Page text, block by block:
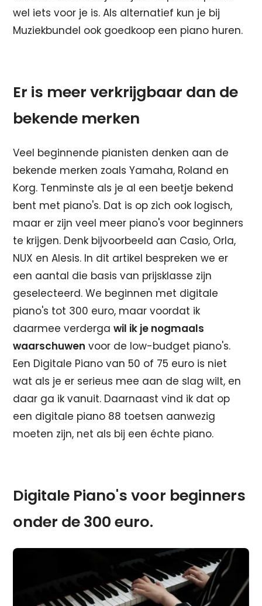
wel iets voor je is. Als alternatief kun je bij
Muziekbundel ook goedkoop een piano huren.
Er is meer verkrijgbaar dan de
bekende merken
Veel beginnende pianisten denken aan de
bekende merken zoals Yamaha, Roland en
Korg. Tenminste als je al een beetje bekend
bent met piano's. Dat is op zich ook logisch,
maar er zijn veel meer piano's voor beginners
te krijgen. Denk bijvoorbeeld aan Casio, Orla,
NUX en Alesis. In dit artikel bespreken we er
een aantal die basis van prijsklasse zijn
geselecteerd. We beginnen met digitale
piano's tot 300 euro, maar voordat ik
daarmee verdergawil ik je nogmaals
waarschuwen voor de low-budget piano's.
Een Digitale Piano van 50 of 75 euro is niet
wat als je er serieus mee aan de slag wilt, en
daar ga ik vanuit. Daarnaast vind ik dat op
een digitale piano 88 toetsen aanwezig
moeten zijn, net als bij een échte piano.
Digitale Piano's voor beginners
onder de 300 euro.